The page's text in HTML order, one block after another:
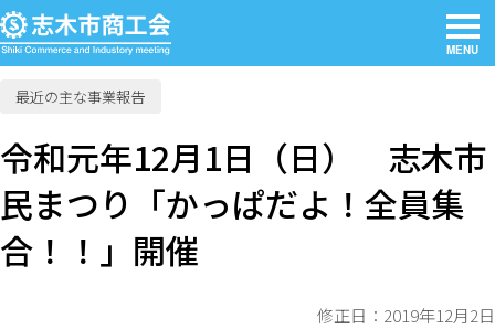
最近の主な事業報告
令和元年12月1日（日） 志木市
民まつり「かっぱだよ！全員集
合！！」開催
修正日：2019年12月2日
MENU